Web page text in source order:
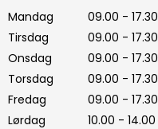
Mandag
09.00 - 17.30
Tirsdag
09.00 - 17.30
Onsdag
09.00 - 17.30
Torsdag
09.00 - 17.30
Fredag
09.00 - 17.30
Lørdag
10.00 - 14.00